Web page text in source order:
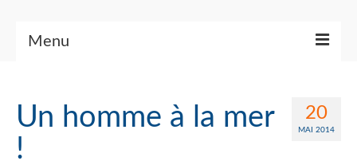
Menu
Qui sommes-nous ? 20
MAI 2014
Un homme à la mer
!